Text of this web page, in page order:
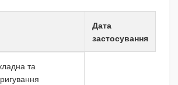
Дата
застосування
та